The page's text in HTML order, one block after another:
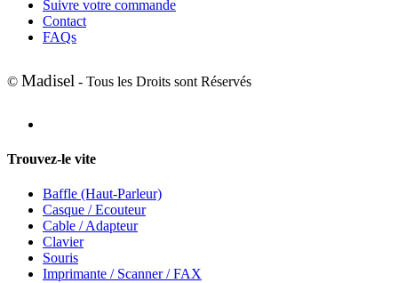
Suivre votre commande
Contact
FAQs
© Madisel - Tous les Droits sont Réservés
Trouvez-le vite
Baffle (Haut-Parleur)
Casque / Ecouteur
Cable / Adapteur
Clavier
Souris
Imprimante / Scanner / FAX